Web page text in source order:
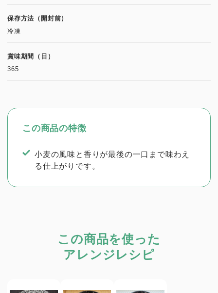
保存方法（開封前）
冷凍
賞味期間（日）
365
この商品の特徴
小麦の風味と香りが最後の一口まで味わえ
る仕上がりです。
この商品を使った
アレンジレシピ